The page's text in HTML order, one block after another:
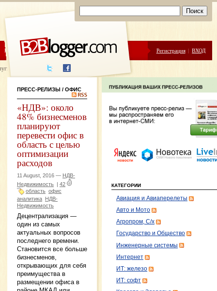
ЦЕНЫ ПОМОЩЬ Регистрация | ВХОД
написания
ПРЕСС-РЕЛИЗЫ / ОФИС
«НДВ»: около
48% бизнесменов
планируют
перевести офис в
область с целью
оптимизации
расходов
11 August, 2016 — НДВ-
Недвижимость | 42
область офис
аналитика НДВ-
Недвижимость
Децентрализация —
один из самых
актуальных вопросов
последнего времени.
Становится все больше
бизнесменов,
открывающих для себя
преимущества в
размещении офиса в
КАТЕГОРИИ
Авиация и Авиаперелеты
Авто и Мото
Агропром, С/х
Государство и Общество
Инженерные системы
Интернет
ИТ: железо
ИТ: софт